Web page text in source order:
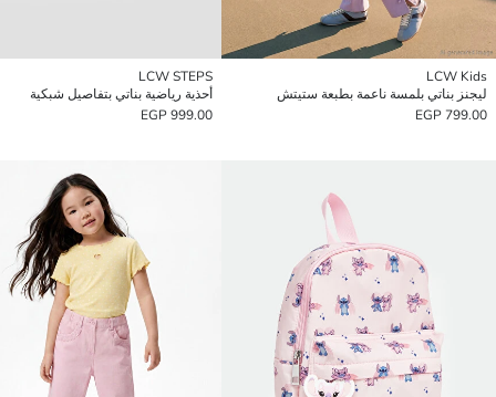
LCW Kids
ليجنز بناتي بلمسة ناعمة بطبعة ستيتش
799.00 EGP
LCW STEPS
أحذية رياضية بناتي بتفاصيل شبكية
999.00 EGP